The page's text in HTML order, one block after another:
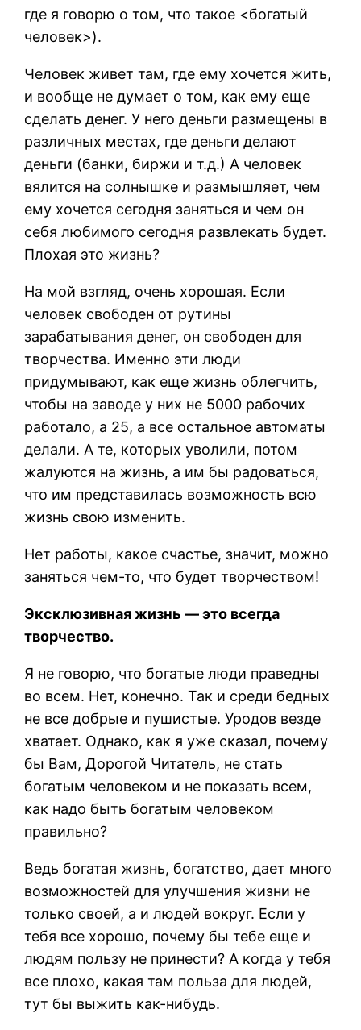
где я говорю о том, что такое <богатый
человек>).
Человек живет там, где ему хочется жить,
и вообще не думает о том, как ему еще
сделать денег. У него деньги размещены в
различных местах, где деньги делают
деньги (банки, биржи и т.д.) А человек
вялится на солнышке и размышляет, чем
ему хочется сегодня заняться и чем он
себя любимого сегодня развлекать будет.
Плохая это жизнь?
На мой взгляд, очень хорошая. Если
человек свободен от рутины
зарабатывания денег, он свободен для
творчества. Именно эти люди
придумывают, как еще жизнь облегчить,
чтобы на заводе у них не 5000 рабочих
работало, а 25, а все остальное автоматы
делали. А те, которых уволили, потом
жалуются на жизнь, а им бы радоваться,
что им представилась возможность всю
жизнь свою изменить.
Нет работы, какое счастье, значит, можно
заняться чем-то, что будет творчеством!
Эксклюзивная жизнь — это всегда
творчество.
Я не говорю, что богатые люди праведны
во всем. Нет, конечно. Так и среди бедных
не все добрые и пушистые. Уродов везде
хватает. Однако, как я уже сказал, почему
бы Вам, Дорогой Читатель, не стать
богатым человеком и не показать всем,
как надо быть богатым человеком
правильно?
Ведь богатая жизнь, богатство, дает много
возможностей для улучшения жизни не
только своей, а и людей вокруг. Если у
тебя все хорошо, почему бы тебе еще и
людям пользу не принести? А когда у тебя
все плохо, какая там польза для людей,
тут бы выжить как-нибудь.